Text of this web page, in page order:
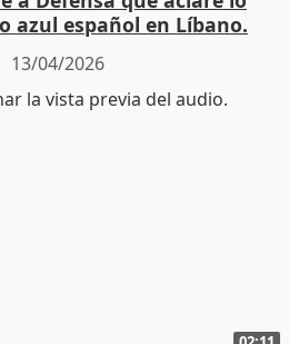
azul español en Líbano.
13/04/2026